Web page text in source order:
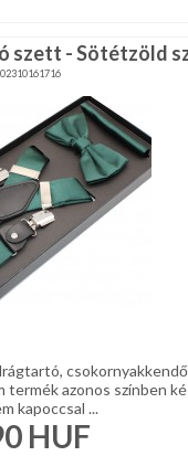
szett - Sötétzöld
termék azonos színben
kapoccsal ...
HUF